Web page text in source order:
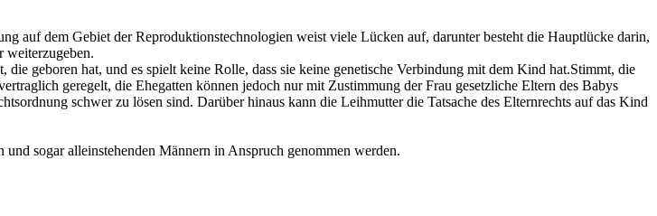
auf dem Gebiet der Reproduktionstechnologien weist viele Lücken auf, darunter besteht die Hauptlücke darin,
weiterzugeben.
geboren hat, und es spielt keine Rolle, dass sie keine genetische Verbindung mit dem Kind hat.Stimmt, die
geregelt, die Ehegatten können jedoch nur mit Zustimmung der Frau gesetzliche Eltern des Babys
schwer zu lösen sind. Darüber hinaus kann die Leihmutter die Tatsache des Elternrechts auf das Kind
sogar alleinstehenden Männern in Anspruch genommen werden.